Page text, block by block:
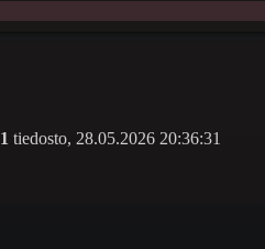
1 tiedosto, 28.05.2026 20:36:31